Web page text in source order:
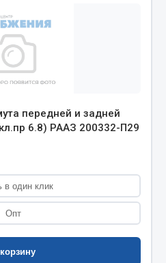
передней и задней
6.8) РААЗ 200332-П29
в один клик
Опт